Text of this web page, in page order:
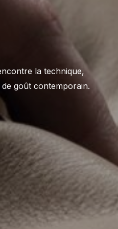
la technique,
de goût contemporain.